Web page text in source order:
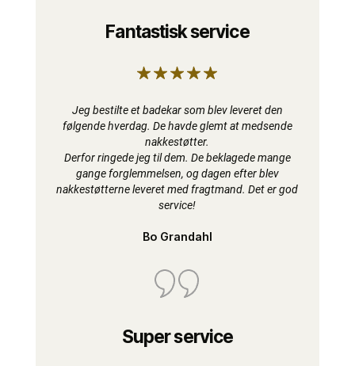
Fantastisk service
Jeg bestilte et badekar som blev leveret den
følgende hverdag. De havde glemt at medsende
nakkestøtter.
Derfor ringede jeg til dem. De beklagede mange
gange forglemmelsen, og dagen efter blev
nakkestøtterne leveret med fragtmand. Det er god
service!
Bo Grandahl
Super service